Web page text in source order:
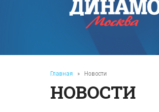
Главная » Новости
НОВОСТИ